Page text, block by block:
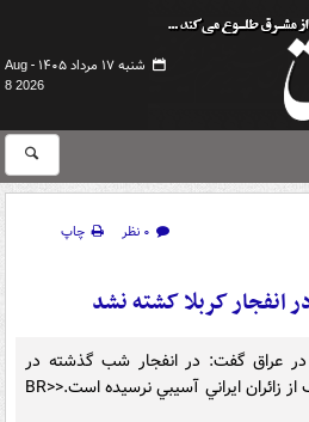
شنبه ۱۷ مرداد ۱۴۰۵ -
Aug
8 2026
۰ نظر
چاپ
انفجار کربلا کشته نشد
در عراق گفت: در انفجار شب گذشته در
ورودي کربلاي معلا، به هيچ يک از زائران ايراني آسيبي نرسيده است.<BR>